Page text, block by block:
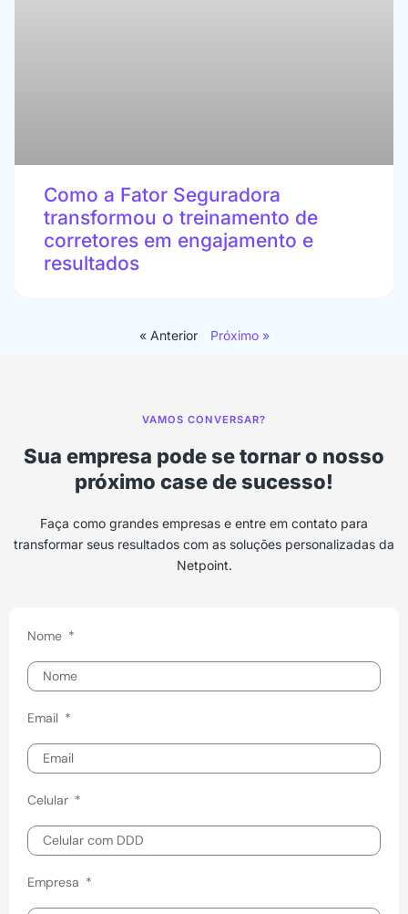
Como a Fator Seguradora
transformou o treinamento de
corretores em engajamento e
resultados
« Anterior Próximo »
VAMOS CONVERSAR?
Sua empresa pode se tornar o nosso
próximo case de sucesso!
Faça como grandes empresas e entre em contato para
transformar seus resultados com as soluções personalizadas da
Netpoint.
Nome
Email
Celular
Empresa